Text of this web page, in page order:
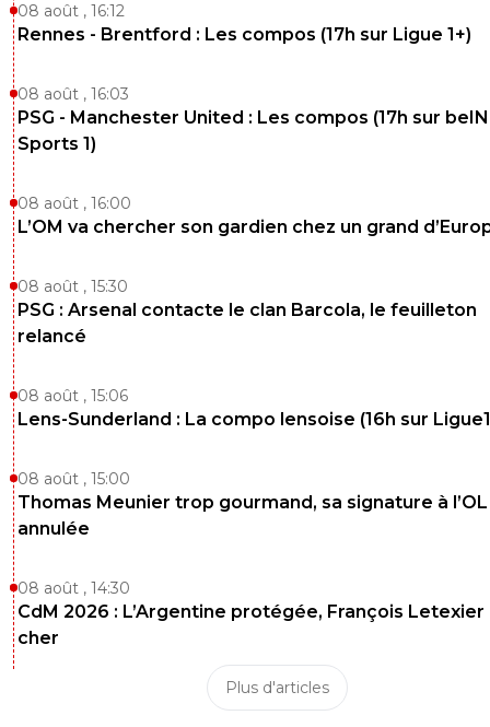
08 août , 16:12
Rennes - Brentford : Les compos (17h sur Ligue 1+)
08 août , 16:03
PSG - Manchester United : Les compos (17h sur beIN
Sports 1)
08 août , 16:00
L’OM va chercher son gardien chez un grand
08 août , 15:30
PSG : Arsenal contacte le clan Barcola, le feuilleton
relancé
08 août , 15:06
Lens-Sunderland : La compo lensoise (16h sur
08 août , 15:00
Thomas Meunier trop gourmand, sa signature à l’OL
annulée
08 août , 14:30
CdM 2026 : L’Argentine protégée, François Letexier
cher
Plus d'articles